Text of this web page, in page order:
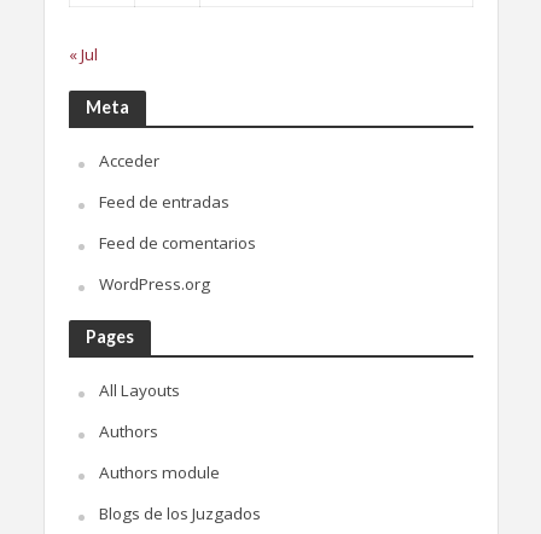
« Jul
Meta
Acceder
Feed de entradas
Feed de comentarios
WordPress.org
Pages
All Layouts
Authors
Authors module
Blogs de los Juzgados